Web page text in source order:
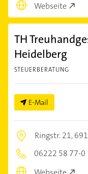
Webseite
TH
Heidelberg
STEUERBERATUNG
E-Mail
Ringstr. 21,
06222 58 77-0